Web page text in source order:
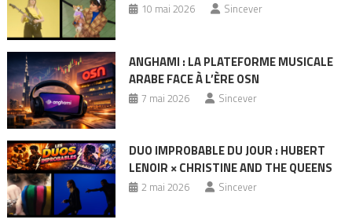
10 mai 2026 Sincever
ANGHAMI : LA PLATEFORME MUSICALE
ARABE FACE À L’ÈRE OSN
7 mai 2026 Sincever
DUO IMPROBABLE DU JOUR : HUBERT
LENOIR × CHRISTINE AND THE QUEENS
2 mai 2026 Sincever